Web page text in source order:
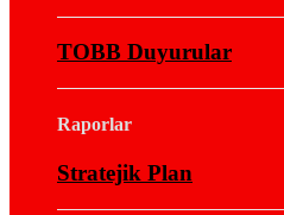
TOBB Duyurular
Raporlar
Stratejik Plan